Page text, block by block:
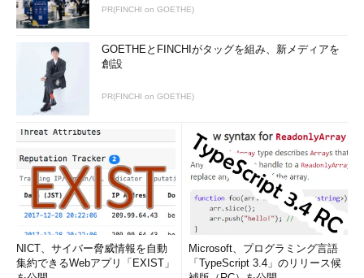
PR(FINCHI on GOETHE)
GOETHEとFINCHIがタッグを組み、新メディアを
創設
PR(FINCHI on GOETHE)
NICT、サイバー脅威情報を自動
集約できるWebアプリ「EXIST」
Microsoft、プログラミング言語
「TypeScript 3.4」のリリース候